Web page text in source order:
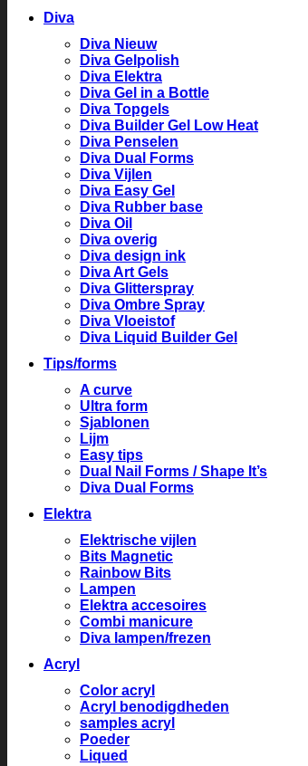
Diva
Diva Nieuw
Diva Gelpolish
Diva Elektra
Diva Gel in a Bottle
Diva Topgels
Diva Builder Gel Low Heat
Diva Penselen
Diva Dual Forms
Diva Vijlen
Diva Easy Gel
Diva Rubber base
Diva Oil
Diva overig
Diva design ink
Diva Art Gels
Diva Glitterspray
Diva Ombre Spray
Diva Vloeistof
Diva Liquid Builder Gel
Tips/forms
A curve
Ultra form
Sjablonen
Lijm
Easy tips
Dual Nail Forms / Shape It’s
Diva Dual Forms
Elektra
Elektrische vijlen
Bits Magnetic
Rainbow Bits
Lampen
Elektra accesoires
Combi manicure
Diva lampen/frezen
Acryl
Color acryl
Acryl benodigdheden
samples acryl
Poeder
Liqued